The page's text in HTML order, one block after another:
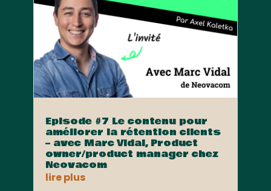
Episode #7 Le contenu pour
améliorer la rétention clients
– avec Marc Vidal, Product
owner/product manager chez
Neovacom
lire plus